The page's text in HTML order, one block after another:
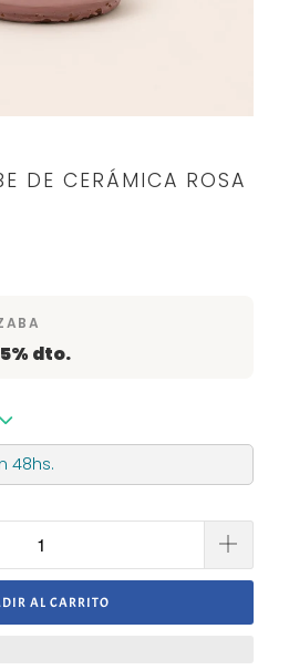
DE CERÁMICA ROSA
5% dto.
48hs.
AL CARRITO